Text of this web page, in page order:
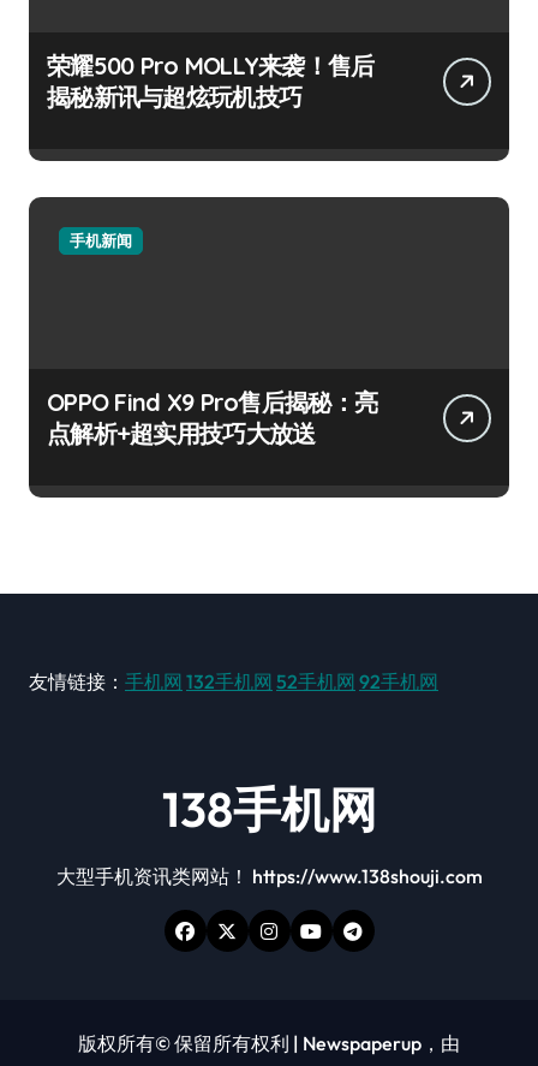
荣耀500 Pro MOLLY来袭！售后
揭秘新讯与超炫玩机技巧
手机新闻
OPPO Find X9 Pro售后揭秘：亮
点解析+超实用技巧大放送
友情链接： 手机网 132手机网 52手机网 92手机网
138手机网
大型手机资讯类网站！ https://www.138shouji.com
版权所有© 保留所有权利 | Newspaperup ，由